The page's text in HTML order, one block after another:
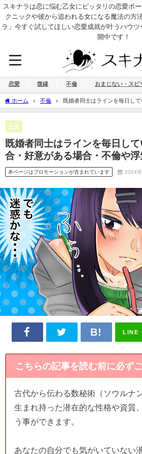
スキナラは恋に悩む乙女にピッタリの恋愛ポ
クニックや彼から追われる女になる魔法の方
ラ」今すぐ試してほしい恋愛成就が叶うハウ
開中です！
恋愛 復縁 不倫 おまじない・スピ
ホーム 不倫
既婚者同士はラインを毎日し
場合・不倫や浮気中のLINE攻略法
不倫
既婚者同士はラインを毎日し
合・好意がある場合・不倫や
本ページはプロモーションが含まれています 2024年
LINE
こちらの記事を読む前に必ず
古代から伝わる数秘術（ソウルナ
生まれ持った潜在的な性格や資質
う事ができます。
あなたの自分でも気がいていない